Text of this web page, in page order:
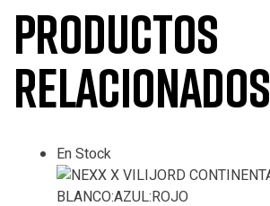
Productos
relacionados
En Stock